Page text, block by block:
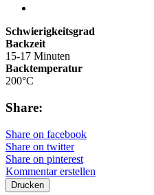
Schwierigkeitsgrad
Backzeit
15-17 Minuten
Backtemperatur
200°C
Share:
Share on facebook
Share on twitter
Share on pinterest
Kommentar erstellen
Drucken